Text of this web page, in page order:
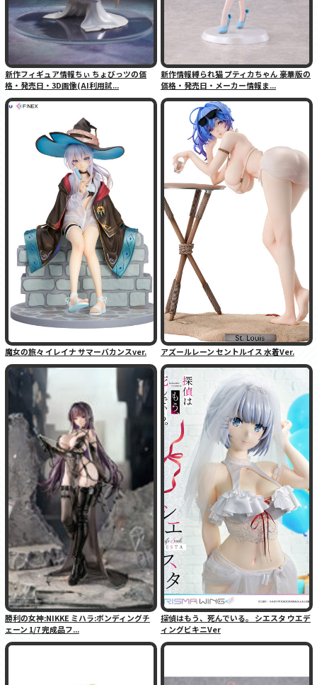
新作フィギュア情報ちぃ ちょびっツの価
格・発売日・3D画像(AI利用試...
新作情報縛られ猫 プティカちゃん 豪華版の
価格・発売日・メーカー情報ま...
魔女の旅々 イレイナ サマーバカンスver. アズールレーン セントルイス 水着Ver.
勝利の女神:NIKKE ミハラ:ボンディングチ
ェーン 1/7 完成品フ...
探偵はもう、死んでいる。 シエスタ ウエデ
ィングビキニVer